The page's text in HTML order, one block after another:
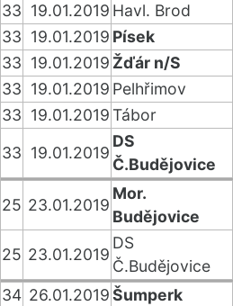
33 19.01.2019 Havl. Brod
33 19.01.2019 Písek
33 19.01.2019 Žďár n/S
33 19.01.2019 Pelhřimov
33 19.01.2019Tábor
33 19.01.2019
DS
Č.Budějovice
25 23.01.2019
Mor.
Budějovice
25 23.01.2019
DS
Č.Budějovice
34 26.01.2019Šumperk